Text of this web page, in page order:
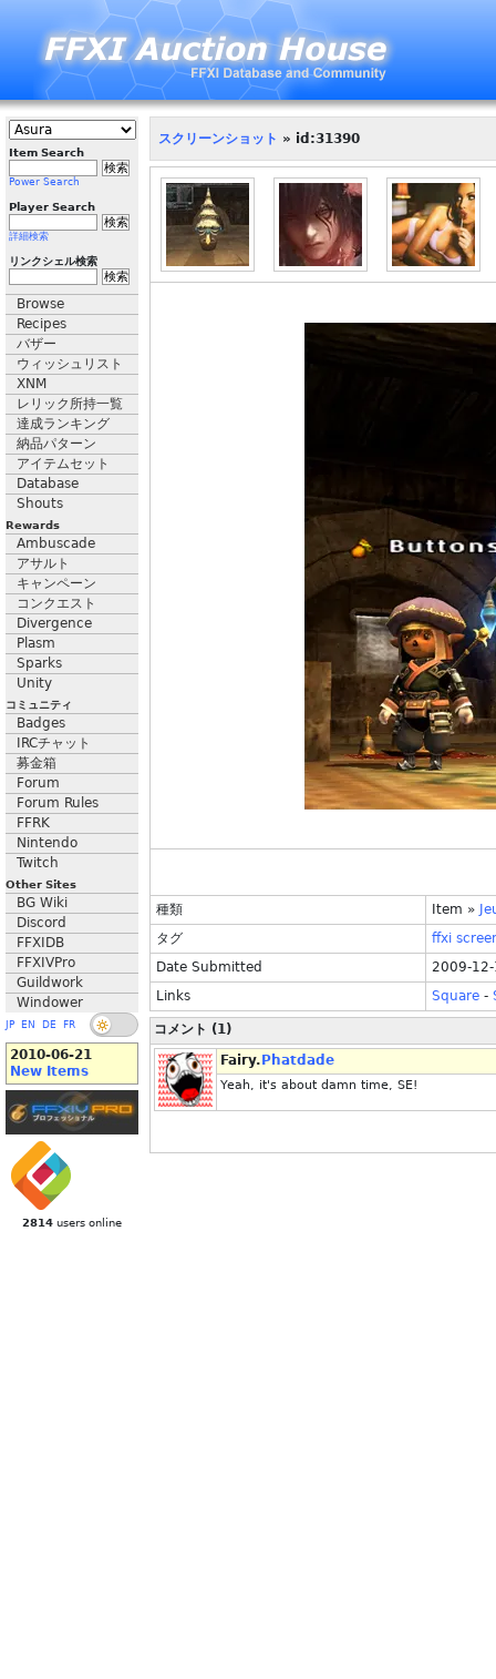
Item Search
Power Search
Player Search
詳細検索
リンクシェル検索
Browse
Recipes
バザー
ウィッシュリスト
XNM
レリック所持一覧
達成ランキング
納品パターン
アイテムセット
Database
Shouts
Rewards
Ambuscade
アサルト
キャンペーン
コンクエスト
Divergence
Plasm
Sparks
Unity
コミュニティ
Badges
IRCチャット
募金箱
Forum
Forum Rules
FFRK
Nintendo
Twitch
Other Sites
BG Wiki
Discord
FFXIDB
FFXIVPro
Guildwork
Windower
JP EN DE FR
2010-06-21
New Items
2814 users online
スクリーンショット » id:31390
種類 Item »
タグ
ffxi
Date Submitted
2009-
Links
Square -
コメント (1)
Fairy. Phatdade
Yeah, it's about damn time, SE!